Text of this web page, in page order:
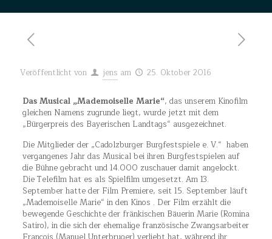
Veröffentlicht von jens am 25. Oktober 2016
Das Musical „Mademoiselle Marie“, das unserem Kinofilm
gleichen Namens zugrunde liegt, wurde jetzt mit dem
„Bürgerpreis des Bayerischen Landtags“ ausgezeichnet.
Die Mitglieder der „Cadolzburger Burgfestspiele e. V.“ haben
vergangenes Jahr das Musical bei ihren Burgfestspielen auf
die Bühne gebracht und 14.000 zuschauer damit angelockt.
Die Telefilm hat es als Spielfilm umgesetzt. Am 13.
September hatte der Film Premiere, seit 15. September läuft
„Mademoiselle Marie“ in den Kinos . Der Film erzählt die
bewegende Geschichte der fränkischen Bäuerin Marie (Romina
Satiro), in die sich der ehemalige französische Zwangsarbeiter